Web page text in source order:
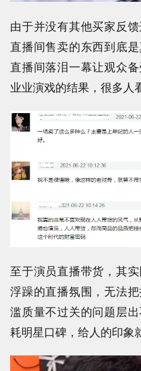
由于并没有其他买家反
直播间售卖的东西到底
直播间落泪一幕让观众
业业演戏的结果，很多人
至于演员直播带货，其
浮躁的直播氛围，无法
滥质量不过关的问题层
耗明星口碑，给人的印象